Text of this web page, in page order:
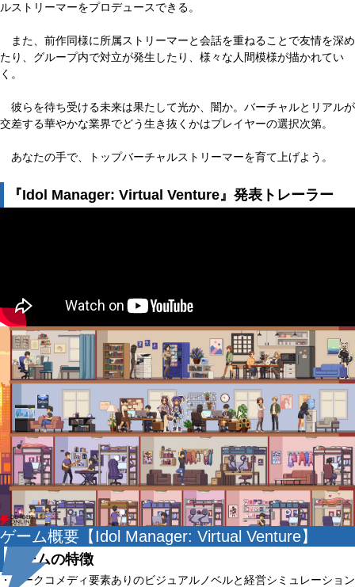
ルストリーマーをプロデュースできる。
また、前作同様に所属ストリーマーと会話を重ねることで友情を深め
たり、グループ内で対立が発生したり、様々な人間模様が描かれてい
く。
彼らを待ち受ける未来は果たして光か、闇か。バーチャルとリアルが
交差する華やかな業界でどう生き抜くかはプレイヤーの選択次第。
あなたの手で、トップバーチャルストリーマーを育て上げよう。
『Idol Manager: Virtual Venture』発表トレーラー
ゲーム概要【Idol Manager: Virtual Venture】
ゲームの特徴
・ダークコメディ要素ありのビジュアルノベルと経営シミュレーション